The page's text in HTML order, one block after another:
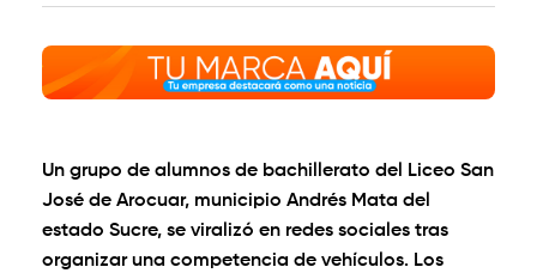
Un grupo de alumnos de bachillerato del Liceo San
José de Arocuar, municipio Andrés Mata del
estado Sucre, se viralizó en redes sociales tras
organizar una competencia de vehículos. Los